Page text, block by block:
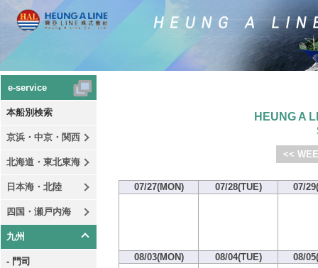
e-service
本船別検索
京浜・中京・関西
北海道・東北東海
日本海・北陸
四国・瀬戸内海
九州
- 門司
HEUNG A
<<
07/27(MON) 07/28(TUE) 07/
08/03(MON) 08/04(TUE) 08/